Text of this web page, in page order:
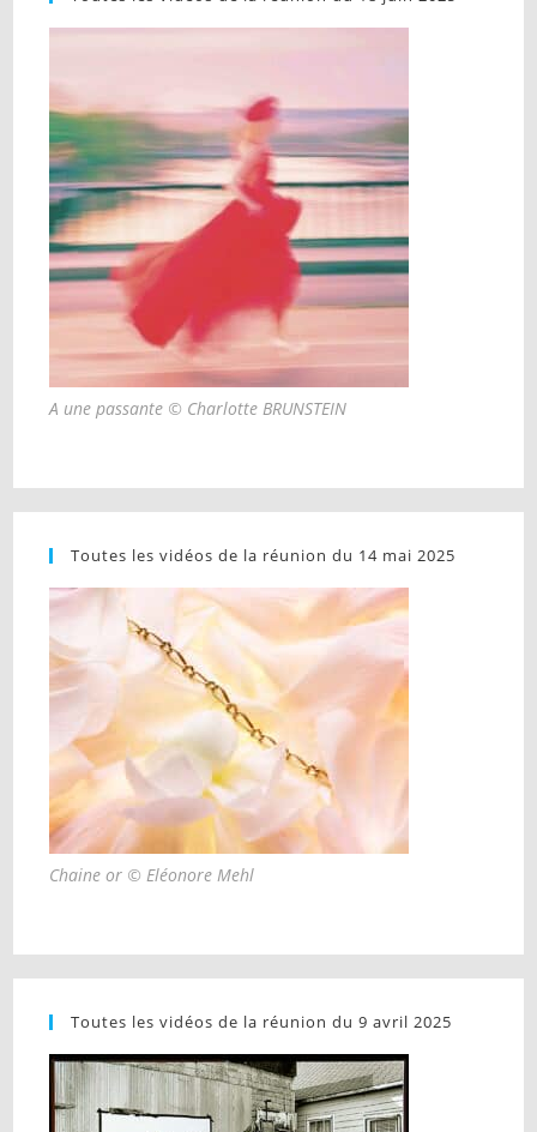
A une passante © Charlotte BRUNSTEIN
Toutes les vidéos de la réunion du 14 mai 2025
Chaine or © Eléonore Mehl
Toutes les vidéos de la réunion du 9 avril 2025